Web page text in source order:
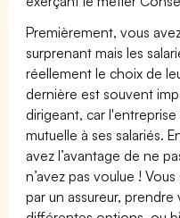
Premièrement, vous
surprenant mais les
réellement le choix de
dernière est souvent
dirigeant, car
mutuelle à ses salariés.
avez l’avantage de ne
n’avez pas voulue !
par un assureur,